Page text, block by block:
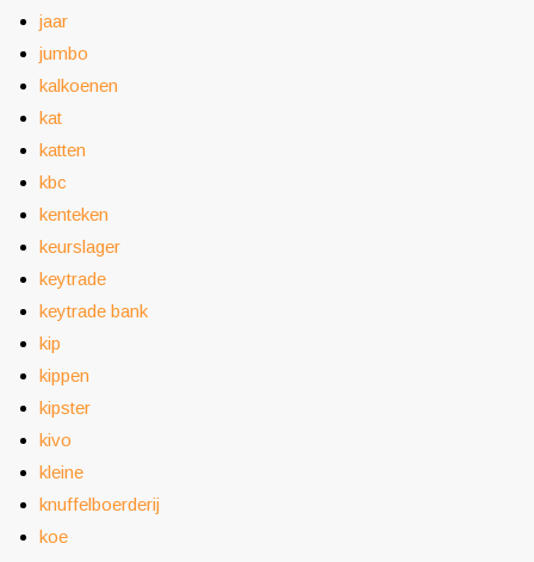
jaar
jumbo
kalkoenen
kat
katten
kbc
kenteken
keurslager
keytrade
keytrade bank
kip
kippen
kipster
kivo
kleine
knuffelboerderij
koe